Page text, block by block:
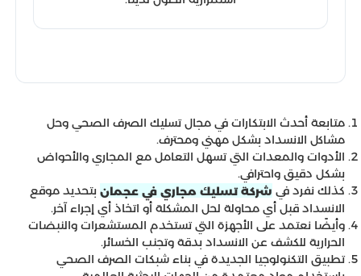
متابعة أحدث الابتكارات في مجال تسليك الصرف الصحي وحل
مشاكل الانسداد بشكل مهني ومحترف.
الأدوات والمعدات التي تسهل التعامل مع المجاري والأحواض
بشكل دقيق واحترافي.
كذلك نفرد في شركة تسليك مجاري في عجمان بتحديد موقع
الانسداد قبل أي محاولة لحل المشكلة أو اتخاذ أي إجراء آخر.
وأيضًا نعتمد على الأجهزة التي تستخدم المستشعرات والنبضات
الحرارية للكشف عن الانسداد بدقة وتجنب الخسائر.
تطبيق التكنولوجيا الجديدة في بناء شبكات الصرف الصحي